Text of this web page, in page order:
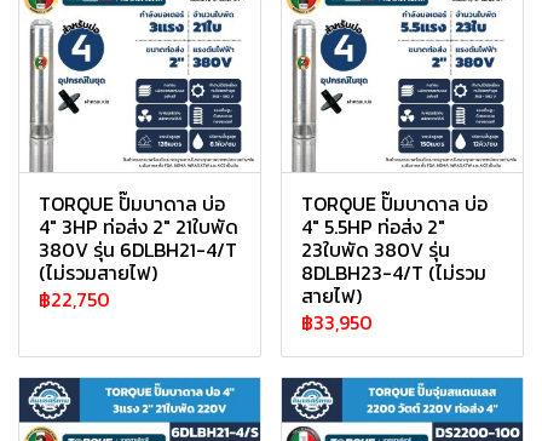
TORQUE ปั๊มบาดาล บ่อ
4" 3HP ท่อส่ง 2" 21ใบพัด
380V รุ่น 6DLBH21-4/T
(ไม่รวมสายไฟ)
฿22,750
TORQUE ปั๊มบาดาล บ่อ
4" 5.5HP ท่อส่ง 2"
23ใบพัด 380V รุ่น
8DLBH23-4/T (ไม่รวม
สายไฟ)
฿33,950